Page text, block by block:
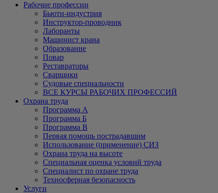
Рабочие профессии
Бьюти-индустрия
Инструктор-проводник
Лаборанты
Машинист крана
Образование
Повар
Реставраторы
Сварщики
Судовые специальности
ВСЕ КУРСЫ РАБОЧИХ ПРОФЕССИЙ
Охрана труда
Программа А
Программа Б
Программа В
Первая помощь пострадавшим
Использование (применение) СИЗ
Охрана труда на высоте
Специальная оценка условий труда
Специалист по охране труда
Техносферная безопасность
Услуги